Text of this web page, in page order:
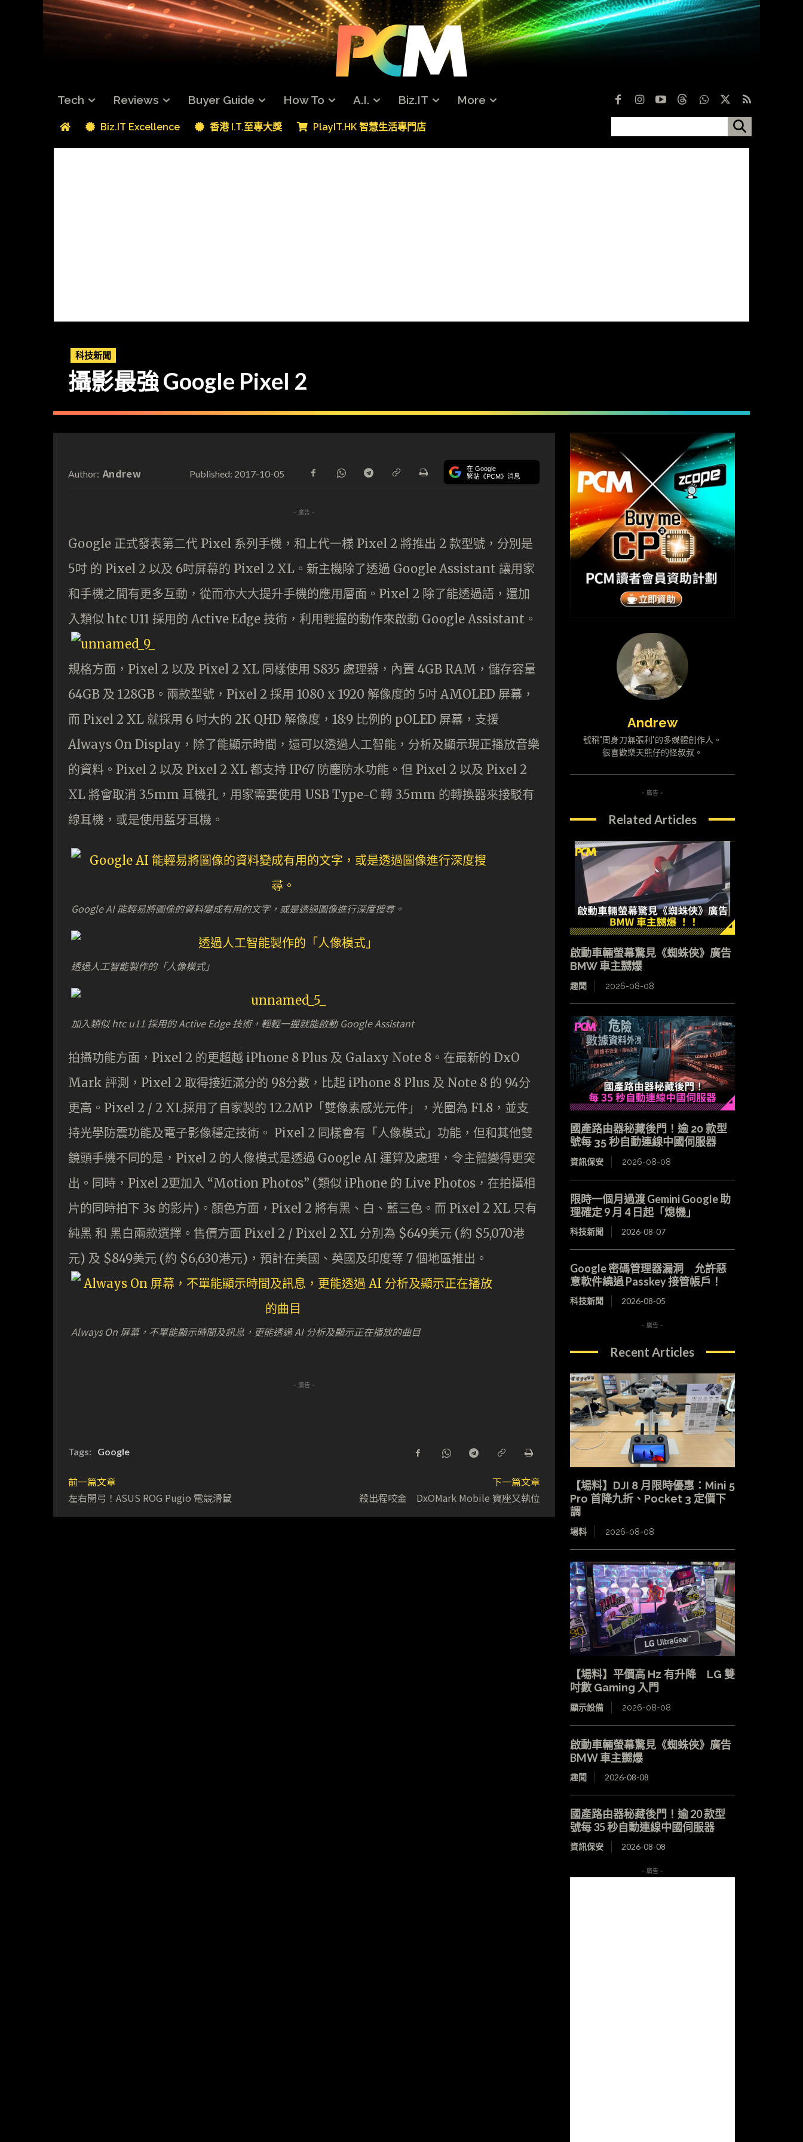
Tech Reviews Buyer Guide How To A.I. Biz.IT More
Biz.IT Excellence 香港 I.T.至專大獎 PlayIT.HK 智慧生活專門店
科技新聞
攝影最強 Google Pixel 2
Author: Andrew Published: 2017-10-05 在 Google
緊貼《PCM》消息
- 廣告 -
Google 正式發表第二代 Pixel 系列手機，和上代一樣 Pixel 2 將推出 2 款型號，分別是
5吋 的 Pixel 2 以及 6吋屏幕的 Pixel 2 XL。新主機除了透過 Google Assistant 讓用家
和手機之間有更多互動，從而亦大大提升手機的應用層面。Pixel 2 除了能透過語，還加
入類似 htc U11 採用的 Active Edge 技術，利用輕握的動作來啟動 Google Assistant。
規格方面，Pixel 2 以及 Pixel 2 XL 同樣使用 S835 處理器，內置 4GB RAM，儲存容量
64GB 及 128GB。兩款型號，Pixel 2 採用 1080 x 1920 解像度的 5吋 AMOLED 屏幕，
而 Pixel 2 XL 就採用 6 吋大的 2K QHD 解像度，18:9 比例的 pOLED 屏幕，支援
Always On Display，除了能顯示時間，還可以透過人工智能，分析及顯示現正播放音樂
的資料。Pixel 2 以及 Pixel 2 XL 都支持 IP67 防塵防水功能。但 Pixel 2 以及 Pixel 2
XL 將會取消 3.5mm 耳機孔，用家需要使用 USB Type-C 轉 3.5mm 的轉換器來接駁有
線耳機，或是使用藍牙耳機。
Google AI 能輕易將圖像的資料變成有用的文字，或是透過圖像進行深度搜尋。
透過人工智能製作的「人像模式」
加入類似 htc u11 採用的 Active Edge 技術，輕輕一握就能啟動 Google Assistant
拍攝功能方面，Pixel 2 的更超越 iPhone 8 Plus 及 Galaxy Note 8。在最新的 DxO
Mark 評測，Pixel 2 取得接近滿分的 98分數，比起 iPhone 8 Plus 及 Note 8 的 94分
更高。Pixel 2 / 2 XL採用了自家製的 12.2MP「雙像素感光元件」，光圈為 F1.8，並支
持光學防震功能及電子影像穩定技術。 Pixel 2 同樣會有「人像模式」功能，但和其他雙
鏡頭手機不同的是，Pixel 2 的人像模式是透過 Google AI 運算及處理，令主體變得更突
出。同時，Pixel 2更加入 “Motion Photos” (類似 iPhone 的 Live Photos，在拍攝相
片的同時拍下 3s 的影片)。顏色方面，Pixel 2 將有黑、白、藍三色。而 Pixel 2 XL 只有
純黑 和 黑白兩款選擇。售價方面 Pixel 2 / Pixel 2 XL 分別為 $649美元 (約 $5,070港
元) 及 $849美元 (約 $6,630港元)，預計在美國、英國及印度等 7 個地區推出。
Always On 屏幕，不單能顯示時間及訊息，更能透過 AI 分析及顯示正在播放的曲目
- 廣告 -
Tags: Google
前一篇文章
左右開弓！ASUS ROG Pugio 電競滑鼠
下一篇文章
殺出程咬金 DxOMark Mobile 寶座又執位
Andrew
號稱"周身刀無張利"的多媒體創作人。
很喜歡樂天熊仔的怪叔叔。
- 廣告 -
Related Articles
啟動車輛螢幕驚見《蜘蛛俠》廣告
BMW 車主嬲爆
趣聞 2026-08-08
國產路由器秘藏後門！逾 20 款型
號每 35 秒自動連線中國伺服器
資訊保安 2026-08-08
限時一個月過渡 Gemini Google 助
理確定 9 月 4 日起「熄機」
科技新聞 2026-08-07
Google 密碼管理器漏洞 允許惡
意軟件繞過 Passkey 接管帳戶！
科技新聞 2026-08-05
- 廣告 -
Recent Articles
【場料】DJI 8 月限時優惠：Mini 5
Pro 首降九折、Pocket 3 定價下
調
場料 2026-08-08
【場料】平價高 Hz 有升降 LG 雙
吋數 Gaming 入門
顯示設備 2026-08-08
啟動車輛螢幕驚見《蜘蛛俠》廣告
BMW 車主嬲爆
趣聞 2026-08-08
國產路由器秘藏後門！逾 20 款型
號每 35 秒自動連線中國伺服器
資訊保安 2026-08-08
- 廣告 -